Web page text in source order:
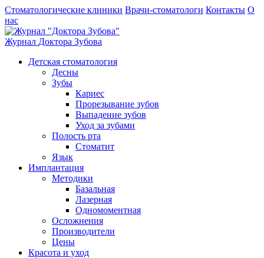
Стоматологические клиники Врачи-стоматологи Контакты О
нас
Журнал Доктора Зубова
Детская стоматология
Десны
Зубы
Кариес
Прорезывание зубов
Выпадение зубов
Уход за зубами
Полость рта
Стоматит
Язык
Имплантация
Методики
Базальная
Лазерная
Одномоментная
Осложнения
Производители
Цены
Красота и уход